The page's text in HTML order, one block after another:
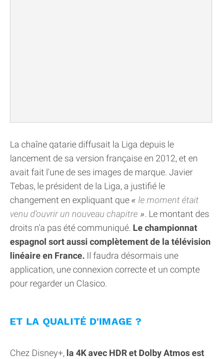
La chaîne qatarie diffusait la Liga depuis le
lancement de sa version française en 2012, et en
avait fait l'une de ses images de marque. Javier
Tebas, le président de la Liga, a justifié le
changement en expliquant que
le moment était
venu d'ouvrir un nouveau chapitre
. Le montant des
droits n'a pas été communiqué. Le championnat
espagnol sort aussi complètement de la télévision
linéaire en France. Il faudra désormais une
application, une connexion correcte et un compte
pour regarder un Clasico.
ET LA QUALITÉ D'IMAGE ?
Chez Disney+, la 4K avec HDR et Dolby Atmos est